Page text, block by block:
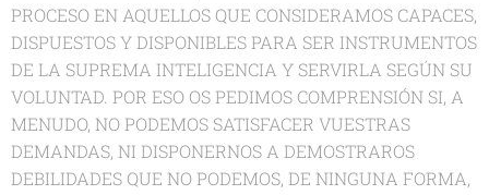
PROCESO EN AQUELLOS QUE CONSIDERAMOS CAPACES,
DISPUESTOS Y DISPONIBLES PARA SER INSTRUMENTOS
DE LA SUPREMA INTELIGENCIA Y SERVIRLA SEGÚN SU
VOLUNTAD. POR ESO OS PEDIMOS COMPRENSIÓN SI, A
MENUDO, NO PODEMOS SATISFACER VUESTRAS
DEMANDAS, NI DISPONERNOS A DEMOSTRAROS
DEBILIDADES QUE NO PODEMOS, DE NINGUNA FORMA,